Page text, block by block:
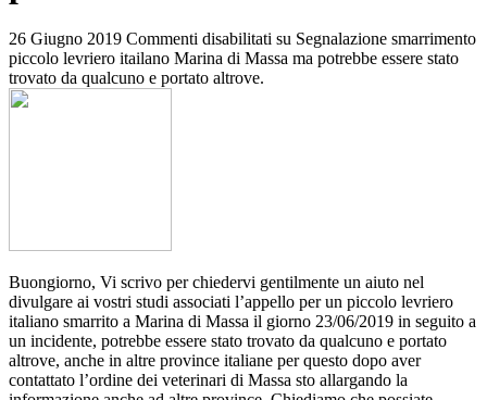
26 Giugno 2019 Commenti disabilitati su Segnalazione smarrimento
piccolo levriero itailano Marina di Massa ma potrebbe essere stato
trovato da qualcuno e portato altrove.⁩
Buongiorno, Vi scrivo per chiedervi gentilmente un aiuto nel
divulgare ai vostri studi associati l’appello per un piccolo levriero
italiano smarrito a Marina di Massa il giorno 23/06/2019 in seguito a
un incidente, potrebbe essere stato trovato da qualcuno e portato
altrove, anche in altre province italiane per questo dopo aver
contattato l’ordine dei veterinari di Massa sto allargando la